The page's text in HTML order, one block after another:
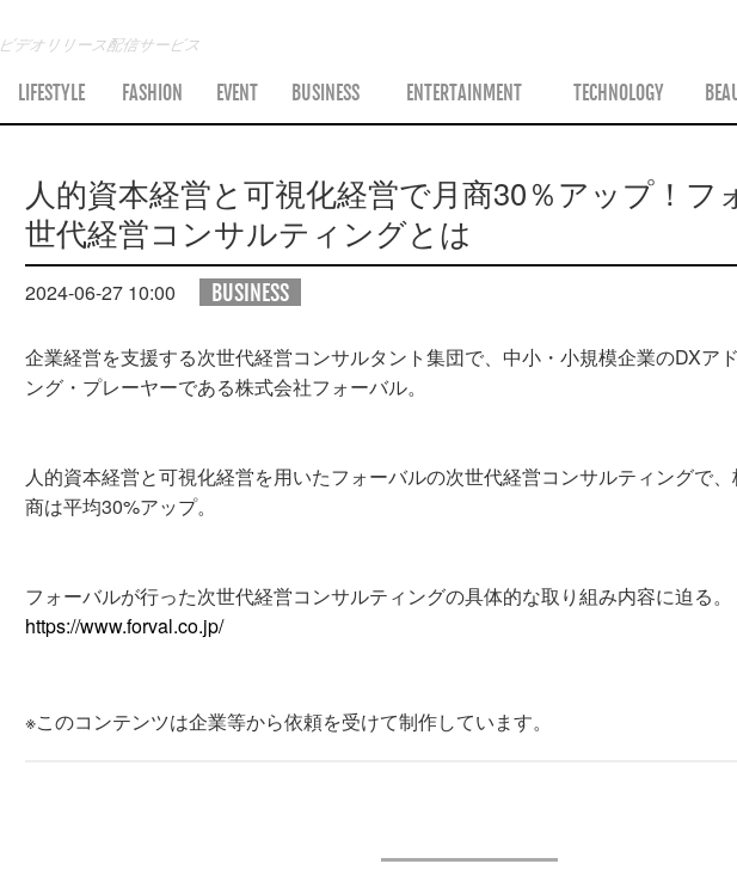
ビデオリリース配信サービス
LIFESTYLE FASHION EVENT BUSINESS ENTERTAINMENT TECHNOLOGY
人的資本経営と可視化経営で月商30％アップ！フ
世代経営コンサルティングとは
2024-06-27 10:00 BUSINESS
企業経営を支援する次世代経営コンサルタント集団で、中小・小規模企業のDXア
ング・プレーヤーである株式会社フォーバル。
人的資本経営と可視化経営を用いたフォーバルの次世代経営コンサルティングで
商は平均30%アップ。
フォーバルが行った次世代経営コンサルティングの具体的な取り組み内容に迫る。
https://www.forval.co.jp/
※このコンテンツは企業等から依頼を受けて制作しています。